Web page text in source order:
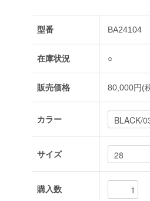
型番 BA24104
在庫状況 ○
販売価格 80,000円(
カラー
サイズ
購入数